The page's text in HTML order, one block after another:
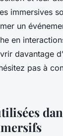
immersives
un
en
davantage
pas à